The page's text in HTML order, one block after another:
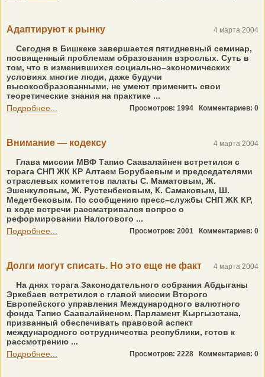
Адаптируют к рынку 4 марта 2004
Сегодня в Бишкеке завершается пятидневный семинар,
посвященный проблемам образования взрослых. Суть в
том, что в изменившихся социально–экономических
условиях многие люди, даже будучи
высокообразованными, не умеют применить свои
теоретические знания на практике ...
Подробнее...
Просмотров: 1994 Комментариев: 0
Внимание — кодексу 4 марта 2004
Глава миссии МВФ Тапио Саавалайнен встретился с
торага СНП ЖК КР Алтаем Борубаевым и председателями
отраслевых комитетов палаты С. Маматовым, Ж.
Эшенкуловым, Ж. Рустенбековым, К. Самаковым, Ш.
Медетбековым. По сообщению пресс–службы СНП ЖК КР,
в ходе встречи рассматривался вопрос о
реформировании Налогового ...
Подробнее...
Просмотров: 2001 Комментариев: 0
Долги могут списать. Но это еще не факт 4 марта 2004
На днях торага Законодательного собрания Абдыганы
Эркебаев встретился с главой миссии Второго
Европейского управления Международного валютного
фонда Тапио Саавалайненом. Парламент Кыргызстана,
призванный обеспечивать правовой аспект
международного сотрудничества республики, готов к
рассмотрению ...
Подробнее...
Просмотров: 2228 Комментариев: 0